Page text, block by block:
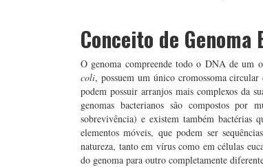
Conceito de
O genoma compreende todo o DNA de um
coli, possuem um único cromossoma
podem possuir arranjos mais complexos da
genomas bacterianos são compostos por
sobrevivência) e existem também bactérias
elementos móveis, que podem ser
natureza, tanto em vírus como em células
do genoma para outro completamente